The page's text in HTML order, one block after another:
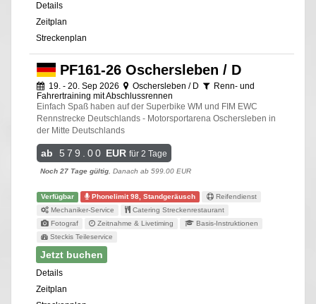
Details
Zeitplan
Streckenplan
PF161-26 Oschersleben / D
19. - 20. Sep 2026 Oschersleben / D
Renn- und
Fahrertraining mit Abschlussrennen
Einfach Spaß haben auf der Superbike WM und FIM EWC
Rennstrecke Deutschlands - Motorsportarena Oschersleben in
der Mitte Deutschlands
ab 579.00 EUR für 2 Tage
Noch 27 Tage gültig , Danach ab 599.00 EUR
Verfügbar Phonelimit 98, Standgeräusch
Reifendienst
Mechaniker-Service
Catering Streckenrestaurant
Fotograf
Zeitnahme & Livetiming
Basis-Instruktionen
Steckis Teileservice
Jetzt buchen
Details
Zeitplan